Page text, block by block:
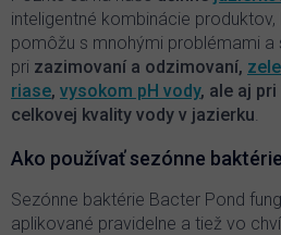
u
inteligentné kombinácie
pomôžu s mnohými problémami a
pri zazimovaní a odzimovaní,
riase, vysokom pH vody, ale aj
celkovej kvality vody v jazierku.
Ako používať sezónne
Sezónne baktérie Bacter Pond
aplikované pravidelne a tiež vo